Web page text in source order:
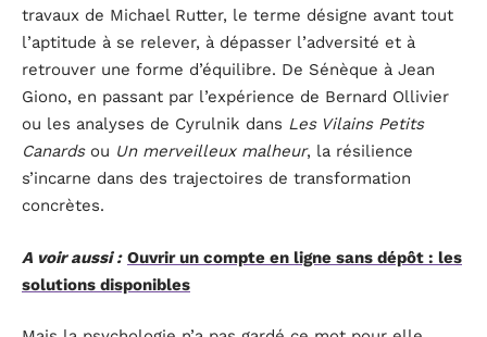
travaux de Michael Rutter, le terme désigne avant tout
l’aptitude à se relever, à dépasser l’adversité et à
retrouver une forme d’équilibre. De Sénèque à Jean
Giono, en passant par l’expérience de Bernard Ollivier
ou les analyses de Cyrulnik dans Les Vilains Petits
Canardsou Un merveilleux malheur, la résilience
s’incarne dans des trajectoires de transformation
concrètes.
A voir aussi : Ouvrir un compte en ligne sans dépôt : les
solutions disponibles